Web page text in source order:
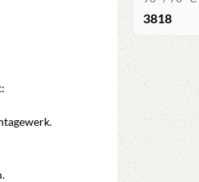
3818